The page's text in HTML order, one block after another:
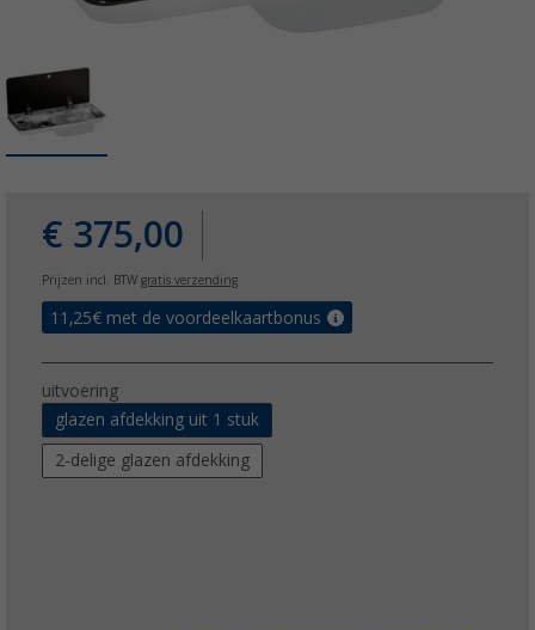
€ 375,00
Prijzen incl. BTW gratis verzending
11,25€ met de voordeelkaartbonus
uitvoering
glazen afdekking uit 1 stuk
2-delige glazen afdekking